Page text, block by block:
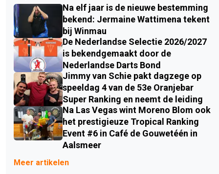
Na elf jaar is de nieuwe bestemming
bekend: Jermaine Wattimena tekent
bij Winmau
De Nederlandse Selectie 2026/2027
is bekendgemaakt door de
Nederlandse Darts Bond
Jimmy van Schie pakt dagzege op
speeldag 4 van de 53e Oranjebar
Super Ranking en neemt de leiding
Na Las Vegas wint Moreno Blom ook
het prestigieuze Tropical Ranking
Event #6 in Café de Gouwetéén in
Aalsmeer
Meer artikelen